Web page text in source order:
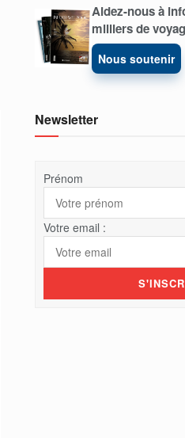
Aidez-nous à
milliers de
Nous soutenir
Newsletter
Prénom
Votre email :